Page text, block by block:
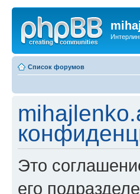
Список форумов
Это
его